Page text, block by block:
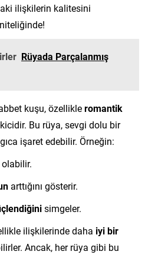
ilişkilerin kalitesini
Rüyada Parçalanmış
kuşu, özellikleromantik
Bu rüya, sevgi dolu bir
işaret edebilir. Örneğin:
olabilir.
arttığını gösterir.
simgeler.
ilişkilerinde daha iyi bir
Ancak, her rüya gibi bu